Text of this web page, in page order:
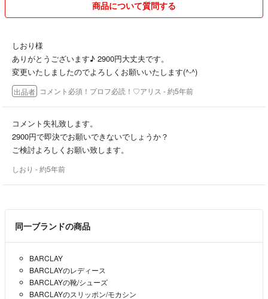
沖縄県、北海道の離島への発送、匿名配送の場合はプラス300円にて変
更可能です。
基本的にはキャンセル、返品は致しかねます。
サイズが合わなかったイメージが違った等のご返品はご遠慮ください。
不具合があった場合は対応させていただきますのでご相談ください。
気をつけてはいますがミスがあることもございます。相談もされずにい
きなり評価をしたり、他人のミスを許せない方は入札をご遠慮くださ
い。
出品商品は予告なく削除する場合があります。
合もあります。
梱包資材はリサイクル品を使用しますのでご理解ください。
合はコメントにてご確認お願いいたします。
交渉中の場合でもそのままの状態、お値段でご購入いただける方、先に
お手続きしていただける方を優先させていただきますのでよろしくお願
いいたします。
お値下げした場合でも専用にはいたしませんので先にお手続きしていた
商品について質問する
しおり様
ありがとうございます♪ 2900円大丈夫です。
変更いたしましたのでよろしくお願いいたします(^-^)
出品者 コメント必須！プロフ必読！♡アリス - 約5年前
コメント失礼致します。
2900円で即決でお願いできないでしょうか？
ご検討よろしくお願い致します。
しおり - 約5年前
同一ブランドの商品
BARCLAY
BARCLAYのレディース
BARCLAYの靴/シューズ
BARCLAYのスリッポン/モカシン